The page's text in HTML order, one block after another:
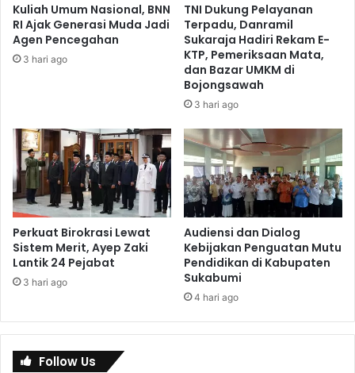
Kuliah Umum Nasional, BNN
RI Ajak Generasi Muda Jadi
Agen Pencegahan
3 hari ago
TNI Dukung Pelayanan
Terpadu, Danramil
Sukaraja Hadiri Rekam E-
KTP, Pemeriksaan Mata,
dan Bazar UMKM di
Bojongsawah
3 hari ago
Perkuat Birokrasi Lewat
Sistem Merit, Ayep Zaki
Lantik 24 Pejabat
3 hari ago
Audiensi dan Dialog
Kebijakan Penguatan Mutu
Pendidikan di Kabupaten
Sukabumi
4 hari ago
Follow Us